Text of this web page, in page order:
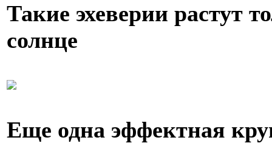
Такие эхеверии растут
солнце
Еще одна эффектная